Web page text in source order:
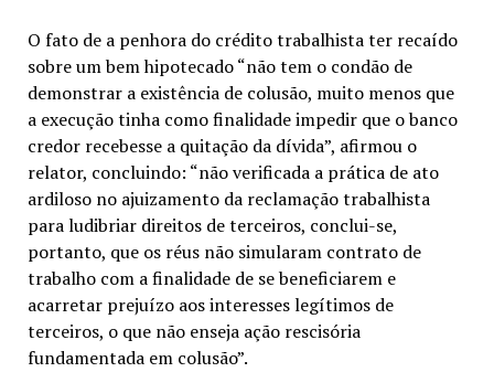
O fato de a penhora do crédito trabalhista ter recaído
sobre um bem hipotecado “não tem o condão de
demonstrar a existência de colusão, muito menos que
a execução tinha como finalidade impedir que o banco
credor recebesse a quitação da dívida”, afirmou o
relator, concluindo: “não verificada a prática de ato
ardiloso no ajuizamento da reclamação trabalhista
para ludibriar direitos de terceiros, conclui-se,
portanto, que os réus não simularam contrato de
trabalho com a finalidade de se beneficiarem e
acarretar prejuízo aos interesses legítimos de
terceiros, o que não enseja ação rescisória
fundamentada em colusão”.